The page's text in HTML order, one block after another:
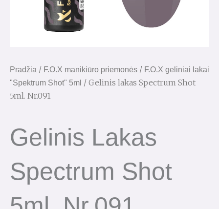
Pradžia / F.O.X manikiūro priemonės / F.O.X geliniai lakai
"Spektrum Shot" 5ml / Gelinis lakas Spectrum Shot
5ml. Nr.091
Gelinis Lakas
Spectrum Shot